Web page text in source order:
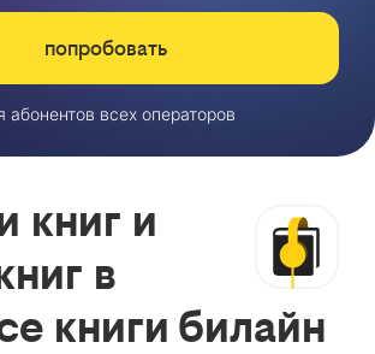
попробовать
абонентов всех операторов
книг и
в
книги билайн